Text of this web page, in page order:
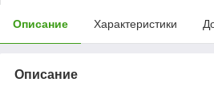
Описание Характеристики
Описание